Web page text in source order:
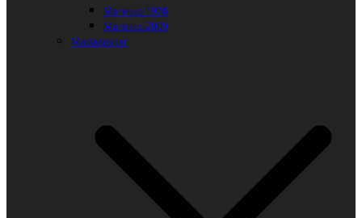
Marokko 1976
Marokko 2009
Madagaskar